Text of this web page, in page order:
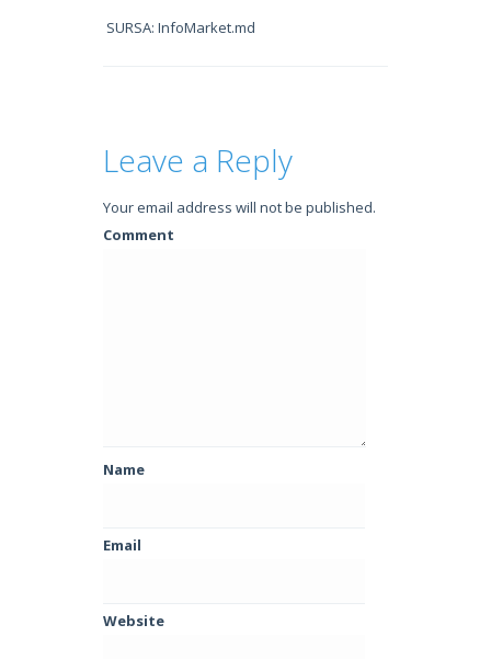
SURSA: InfoMarket.md
Leave a Reply
Your email address will not be published.
Comment
Name
Email
Website